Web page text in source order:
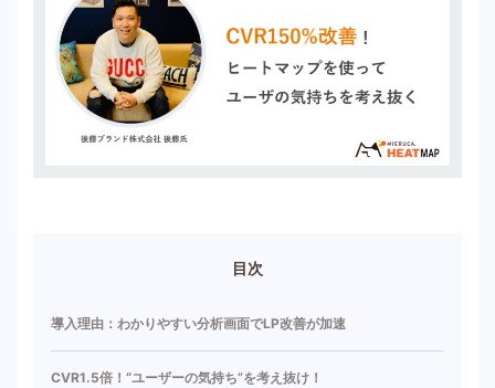
目次
導入理由：わかりやすい分析画面でLP改善が加速
CVR1.5倍！“ユーザーの気持ち”を考え抜け！